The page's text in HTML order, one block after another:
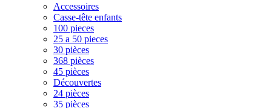
Accessoires
Casse-tête enfants
100 pieces
25 a 50 pieces
30 pièces
368 pièces
45 pièces
Découvertes
24 pièces
35 pièces